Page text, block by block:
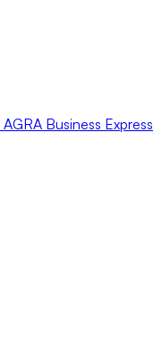
AGRA Business Express